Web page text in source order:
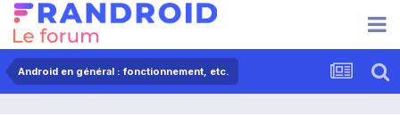
Android en général : fonctionnement, etc.